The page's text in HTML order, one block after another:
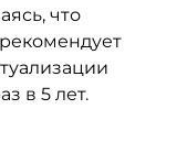
что
в 5 лет.